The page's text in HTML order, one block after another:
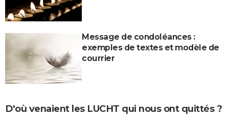
Message de condoléances :
exemples de textes et modèle de
courrier
D'où venaient les LUCHT qui nous ont quittés ?